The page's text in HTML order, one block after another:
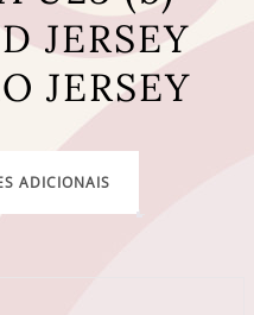
JERSEY
JERSEY
ADICIONAIS